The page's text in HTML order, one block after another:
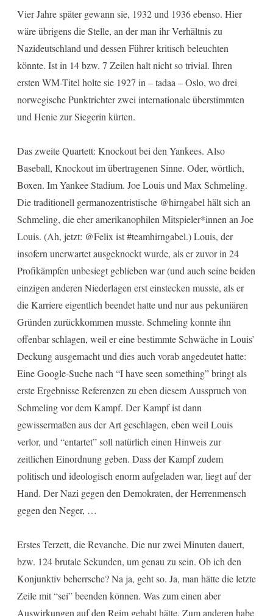
Vier Jahre später gewann sie, 1932 und 1936 ebenso. Hier
wäre übrigens die Stelle, an der man ihr Verhältnis zu
Nazideutschland und dessen Führer kritisch beleuchten
könnte. Ist in 14 bzw. 7 Zeilen halt nicht so trivial. Ihren
ersten WM-Titel holte sie 1927 in – tadaa – Oslo, wo drei
norwegische Punktrichter zwei internationale überstimmten
und Henie zur Siegerin kürten.
Das zweite Quartett: Knockout bei den Yankees. Also
Baseball, Knockout im übertragenen Sinne. Oder, wörtlich,
Boxen. Im Yankee Stadium. Joe Louis und Max Schmeling.
Die traditionell germanozentristische @hirngabel hält sich an
Schmeling, die eher amerikanophilen Mitspieler*innen an Joe
Louis. (Ah, jetzt: @Felix ist #teamhirngabel.) Louis, der
insofern unerwartet ausgeknockt wurde, als er zuvor in 24
Profikämpfen unbesiegt geblieben war (und auch seine beiden
einzigen anderen Niederlagen erst einstecken musste, als er
die Karriere eigentlich beendet hatte und nur aus pekuniären
Gründen zurückkommen musste. Schmeling konnte ihn
offenbar schlagen, weil er eine bestimmte Schwäche in Louis’
Deckung ausgemacht und dies auch vorab angedeutet hatte:
Eine Google-Suche nach “I have seen something” bringt als
erste Ergebnisse Referenzen zu eben diesem Ausspruch von
Schmeling vor dem Kampf. Der Kampf ist dann
gewissermaßen aus der Art geschlagen, eben weil Louis
verlor, und “entartet” soll natürlich einen Hinweis zur
zeitlichen Einordnung geben. Dass der Kampf zudem
politisch und ideologisch enorm aufgeladen war, liegt auf der
Hand. Der Nazi gegen den Demokraten, der Herrenmensch
gegen den Neger, …
Erstes Terzett, die Revanche. Die nur zwei Minuten dauert,
bzw. 124 brutale Sekunden, um genau zu sein. Ob ich den
Konjunktiv beherrsche? Na ja, geht so. Ja, man hätte die letzte
Zeile mit “sei” beenden können. Was zum einen aber
Auswirkungen auf den Reim gehabt hätte. Zum anderen habe